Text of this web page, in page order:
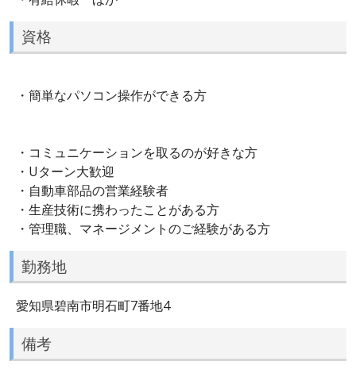
資格
・簡単なパソコン操作ができる方
・コミュニケーションを取るのが好きな方
・Uターン大歓迎
・自動車部品の営業経験者
・生産技術に携わったことがある方
・管理職、マネージメントのご経験がある方
勤務地
愛知県碧南市明石町7番地4
備考